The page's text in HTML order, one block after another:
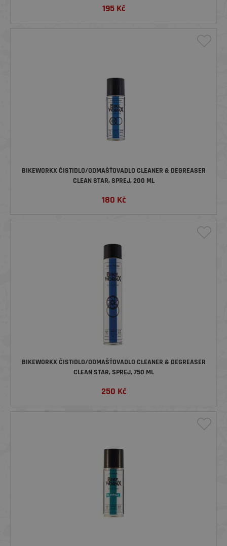
195Kč
BIKEWORKX ČISTIDLO/ODMAŠŤOVADLO CLEANER & DEGREASER
CLEAN STAR, SPREJ, 200 ML
180 Kč
BIKEWORKX ČISTIDLO/ODMAŠŤOVADLO CLEANER & DEGREASER
CLEAN STAR, SPREJ, 750 ML
250 Kč